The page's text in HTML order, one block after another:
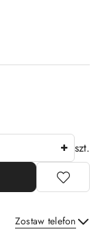
szt.
Zostaw telefon